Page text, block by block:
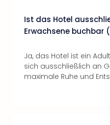
Ist das Hotel
Erwachsene buchbar
Ja, das Hotel ist ein
sich ausschließlich an
maximale Ruhe und